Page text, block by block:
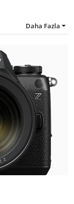
Daha Fazla